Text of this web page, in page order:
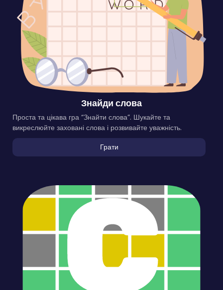
Знайди слова
Проста та цікава гра “Знайти слова”. Шукайте та
викреслюйте заховані слова і розвивайте уважність.
Грати